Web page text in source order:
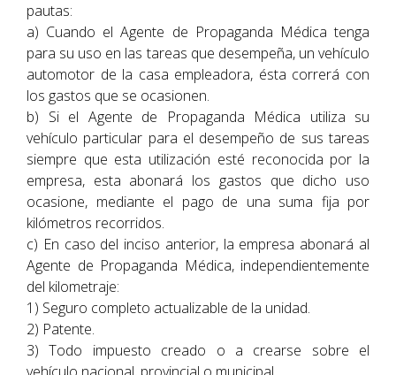
pautas:
a) Cuando el Agente de Propaganda Médica tenga
para su uso en las tareas que desempeña, un vehículo
automotor de la casa empleadora, ésta correrá con
los gastos que se ocasionen.
b) Si el Agente de Propaganda Médica utiliza su
vehículo particular para el desempeño de sus tareas
siempre que esta utilización esté reconocida por la
empresa, esta abonará los gastos que dicho uso
ocasione, mediante el pago de una suma fija por
kilómetros recorridos.
c) En caso del inciso anterior, la empresa abonará al
Agente de Propaganda Médica, independientemente
del kilometraje:
1) Seguro completo actualizable de la unidad.
2) Patente.
3) Todo impuesto creado o a crearse sobre el